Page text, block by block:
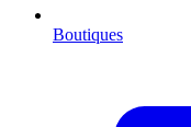
Boutiques